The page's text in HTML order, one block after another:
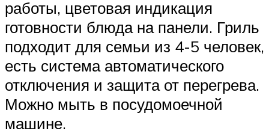
работы, цветовая индикация
готовности блюда на панели. Гриль
подходит для семьи из 4-5 человек,
есть система автоматического
отключения и защита от перегрева.
Можно мыть в посудомоечной
машине.